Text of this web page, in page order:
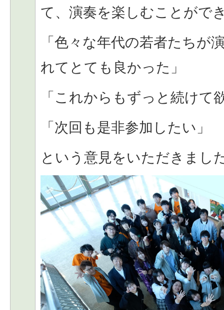
て、演奏を楽しむことがで
「色々な年代の若者たちが
れてとても良かった」
「これからもずっと続けて
「次回も是非参加したい」
という意見をいただきまし